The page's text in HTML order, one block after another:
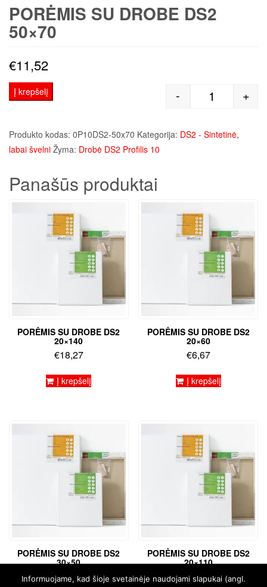
PORĖMIS SU DROBE DS2
50×70
€11,52
produkto
- +
Į krepšelį
Produkto kodas: 0P10DS2-50x70 Kategorija: DS2 - Sintetinė,
labai švelni Žyma: Drobė DS2 Profilis 10
Panašūs produktai
PORĖMIS SU DROBE DS2
20×140
€18,27
Į krepšelį
PORĖMIS SU DROBE DS2
20×60
€6,67
Į krepšelį
PORĖMIS SU DROBE DS2
30×50
€6,96
PORĖMIS SU DROBE DS2
20×110
€15,07
Informuojame, kad šioje svetainėje naudojami slapukai (angl.